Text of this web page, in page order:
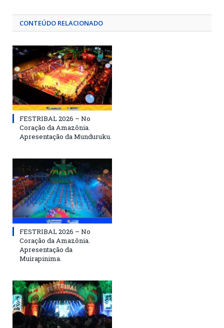
CONTEÚDO RELACIONADO
FESTRIBAL 2026 – No
Coração da Amazônia.
Apresentação da Munduruku.
FESTRIBAL 2026 – No
Coração da Amazônia.
Apresentação da
Muirapinima.